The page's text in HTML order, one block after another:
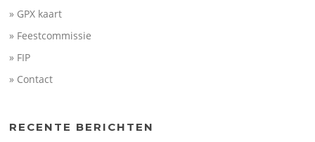
» GPX kaart
» Feestcommissie
» FIP
» Contact
RECENTE BERICHTEN